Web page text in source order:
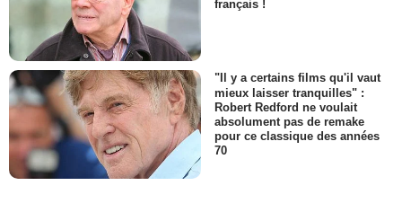
français !
"Il y a certains films qu'il vaut
mieux laisser tranquilles" :
Robert Redford ne voulait
absolument pas de remake
pour ce classique des années
70